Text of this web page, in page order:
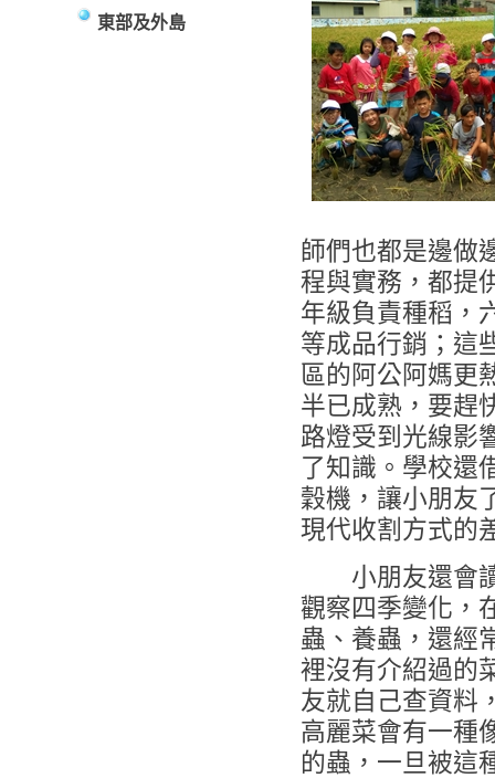
東部及外島
師們也都是邊做
程與實務，都提
年級負責種稻，
等成品行銷；這
區的阿公阿媽更
半已成熟，要趕
路燈受到光線影
了知識。 學校還
穀機，讓小朋友
現代收割方式的
小朋友還會
觀察四季變化，
蟲、養蟲，還經
裡沒有介紹過的
友就自己查資料
高麗菜會有一種
的蟲，一旦被這